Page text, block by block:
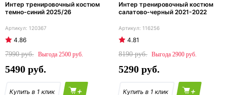
Интер тренировочный костюм
темно-синий 2025/26
120367
4.86
7990
2500
5490
+
Интер тренировочный костюм
салатово-черный 2021-2022
116256
4.81
8190
2900
5290
+